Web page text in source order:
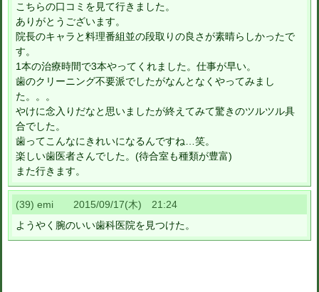
こちらの口コミを見て行きました。
ありがとうございます。
院長のキャラと料理番組並の段取りの良さが素晴らしかったで
す。
1本の治療時間で3本やってくれました。仕事が早い。
歯のクリーニング不要派でしたがなんとなくやってみまし
た。。。
やけに念入りだなと思いましたが終えてみて驚きのツルツル具
合でした。
歯ってこんなにきれいになるんですね…笑。
楽しい歯医者さんでした。(待合室も種類が豊富)
また行きます。
(39) emi 2015/09/17(木) 21:24
ようやく腕のいい歯科医院を見つけた。